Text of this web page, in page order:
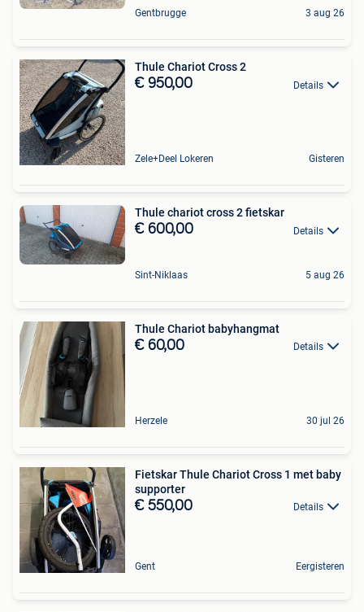
Gentbrugge 3 aug 26
Thule Chariot Cross 2
€ 950,00 Details
Zele+Deel Lokeren Gisteren
Thule chariot cross 2 fietskar
€ 600,00 Details
Sint-Niklaas 5 aug 26
Thule Chariot babyhangmat
€ 60,00 Details
Herzele 30 jul 26
Fietskar Thule Chariot Cross 1 met baby
supporter
€ 550,00 Details
Gent Eergisteren